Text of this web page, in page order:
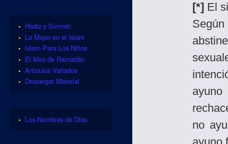
[*] El
no
Hadiz y Sunnah
La Mujer en el Islam
Islam Para Los Niños
El Mes de Ramadán
Artículos Variados
Descargar Material
Los Nombres de Dios